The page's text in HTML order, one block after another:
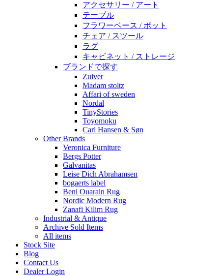
アクセサリー / アート
テーブル
フラワーベース / ポット
チェア / スツール
ラグ
キャビネット / ストレージ
ブランドで探す
Zuiver
Madam stoltz
Affari of sweden
Nordal
TinyStories
Toyomoku
Carl Hansen & Søn
Other Brands
Veronica Furniture
Bergs Potter
Galvanitas
Leise Dich Abrahamsen
bogaerts label
Beni Ouarain Rug
Nordic Modern Rug
Zanafi Kilim Rug
Industrial & Antique
Archive Sold Items
All items
Stock Site
Blog
Contact Us
Dealer Login